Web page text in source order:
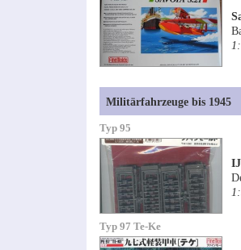
Militärfahrzeuge bis 1945
Typ 95
Typ 97 Te-Ke